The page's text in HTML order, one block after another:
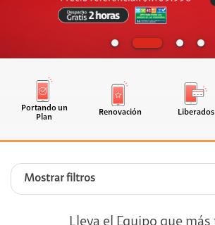
Portando un
Plan
Renovación Liberados
Mostrar filtros